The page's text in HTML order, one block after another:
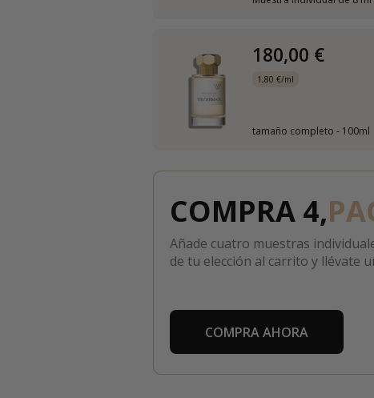
180,00 €
1,80 €/ml
tamaño completo - 100ml
COMPRA 4,
Añade cuatro muestras
de tu elección al carrito y llévate
COMPRA AHORA